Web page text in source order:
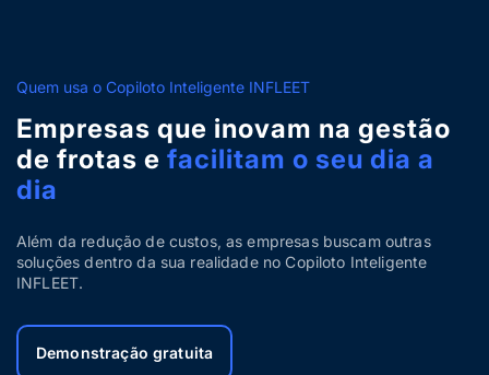
Quem usa o Copiloto Inteligente INFLEET
Empresas que inovam na gestão
de frotas e facilitam o seu dia a
dia
Além da redução de custos, as empresas buscam outras
soluções dentro da sua realidade no Copiloto Inteligente
INFLEET.
Demonstração gratuita